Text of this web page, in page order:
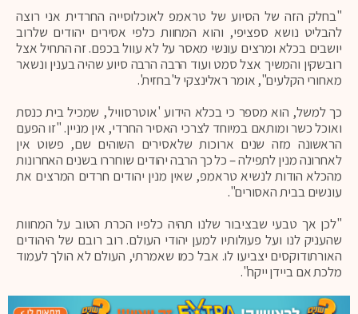
"בחלק הזה של הסיוע של טראמפ לאוכלוסייה החרדית אני רוצה
להבליט נושא ספציפי, והוא המחוות כלפי אסירים יהודים שלרוב
יושבים בכלא ומרצים עונשי מאסר על לא עוול בכפם. זה התחיל אצל
רובשקין והמשיך אצל סמט ועוד הרבה הרבה סיוע שהיה בענין ונשאר
מאחורי הקלעים", אומר ראלינצקי ל'בחזית'.
כך למשל, הוא מספר כי בכלא הידוע 'אוטרסוויל', שמכיל בית כנסת
ואוכל כשר ומותאם במיוחד לצרכי האסיר החרדי, אין מניין. "זו הפעם
הראשונה מזה שנים ארוכות שלאסירים השוהים שם, פשוט אין
לאחרונה מנין לתפילה – כל כך הרבה יהודים שוחררו בשנים האחרונות
מהכלא הודות לנשיא טראמפ, שאין מנין יהודים חרדים המרצים את
עונשים בבית האסורים".
"לכן אך טבעי שבציבור שלנו תהיה כלפיו הכרת הטוב על המחוות
שהעניק לנו ועל פעולותיו למען יהודי העולם. רוב רובם של היהודים
האורתודוקסים יצביעו לו. אבל כמו שאמרתי, העולם לא הולך לעמוד
מלכת אם ביידן ייקח".